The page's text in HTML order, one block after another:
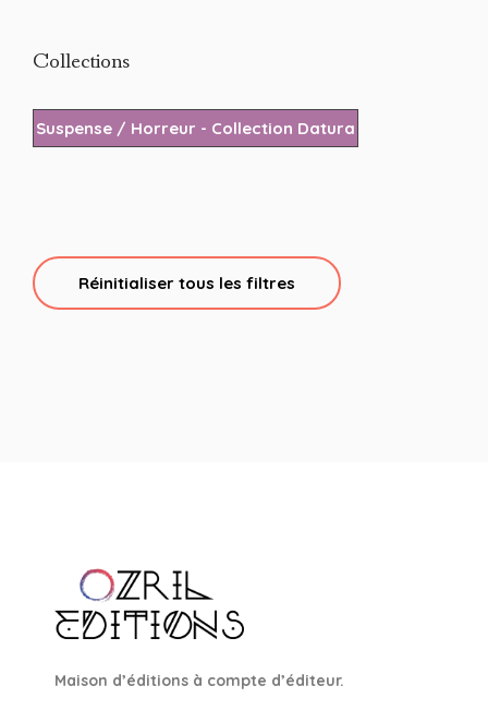
Collections
Suspense / Horreur - Collection Datura
Réinitialiser tous les filtres
Maison d’éditions à compte d’éditeur.